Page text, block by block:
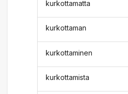
kurkottamatta
kurkottaman
kurkottaminen
kurkottamista